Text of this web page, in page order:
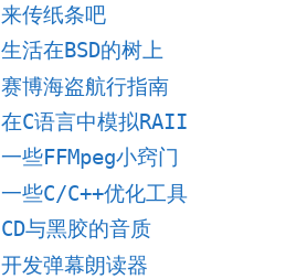
来传纸条吧
生活在BSD的树上
赛博海盗航行指南
在C语言中模拟RAII
一些FFMpeg小窍门
一些C/C++优化工具
CD与黑胶的音质
开发弹幕朗读器